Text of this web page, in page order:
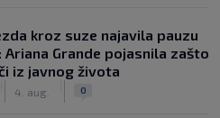
kroz suze najavila pauzu
Ariana Grande pojasnila zašto
iz javnog života
4. aug. 0